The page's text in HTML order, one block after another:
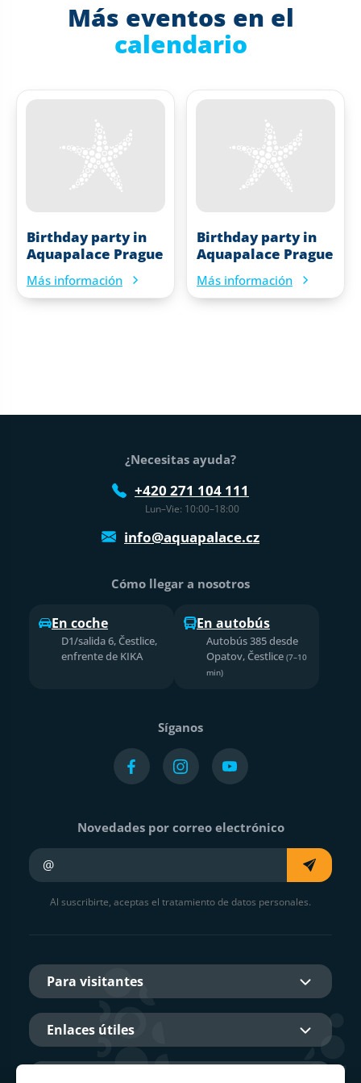
Más eventos en el
calendario
Birthday party in
Aquapalace Prague
Más información
Birthday party in
Aquapalace Prague
Más información
Pie de página
¿Necesitas ayuda?
+420 271 104 111
Lun–Vie: 10:00–18:00
info@aquapalace.cz
Cómo llegar a nosotros
En coche
D1/salida 6, Čestlice,
enfrente de KIKA
En autobús
Autobús 385 desde
Opatov, Čestlice (7–10
min)
Síganos
Novedades por correo electrónico
Al suscribirte, aceptas el tratamiento de datos personales.
Para visitantes
Enlaces útiles